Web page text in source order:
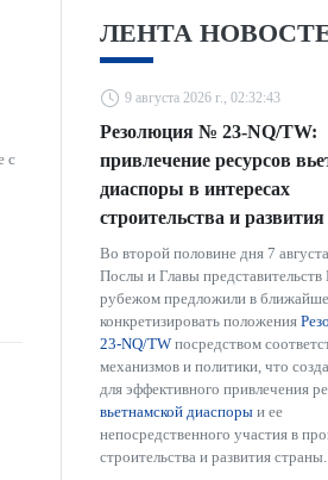
с
ЛЕНТА
9 августа 2026 г., 02:32:43
Резолюция № 23-NQ/TW:
привлечение ресурсов
диаспоры в интересах
строительства и
Во второй половине дня 7
Послы и Главы представительств
рубежом предложили в
конкретизировать положения
23-NQ/TW посредством
механизмов и политики, что
для эффективного привлечения
вьетнамской диаспоры и ее
непосредственного участия в
строительства и развития страны.